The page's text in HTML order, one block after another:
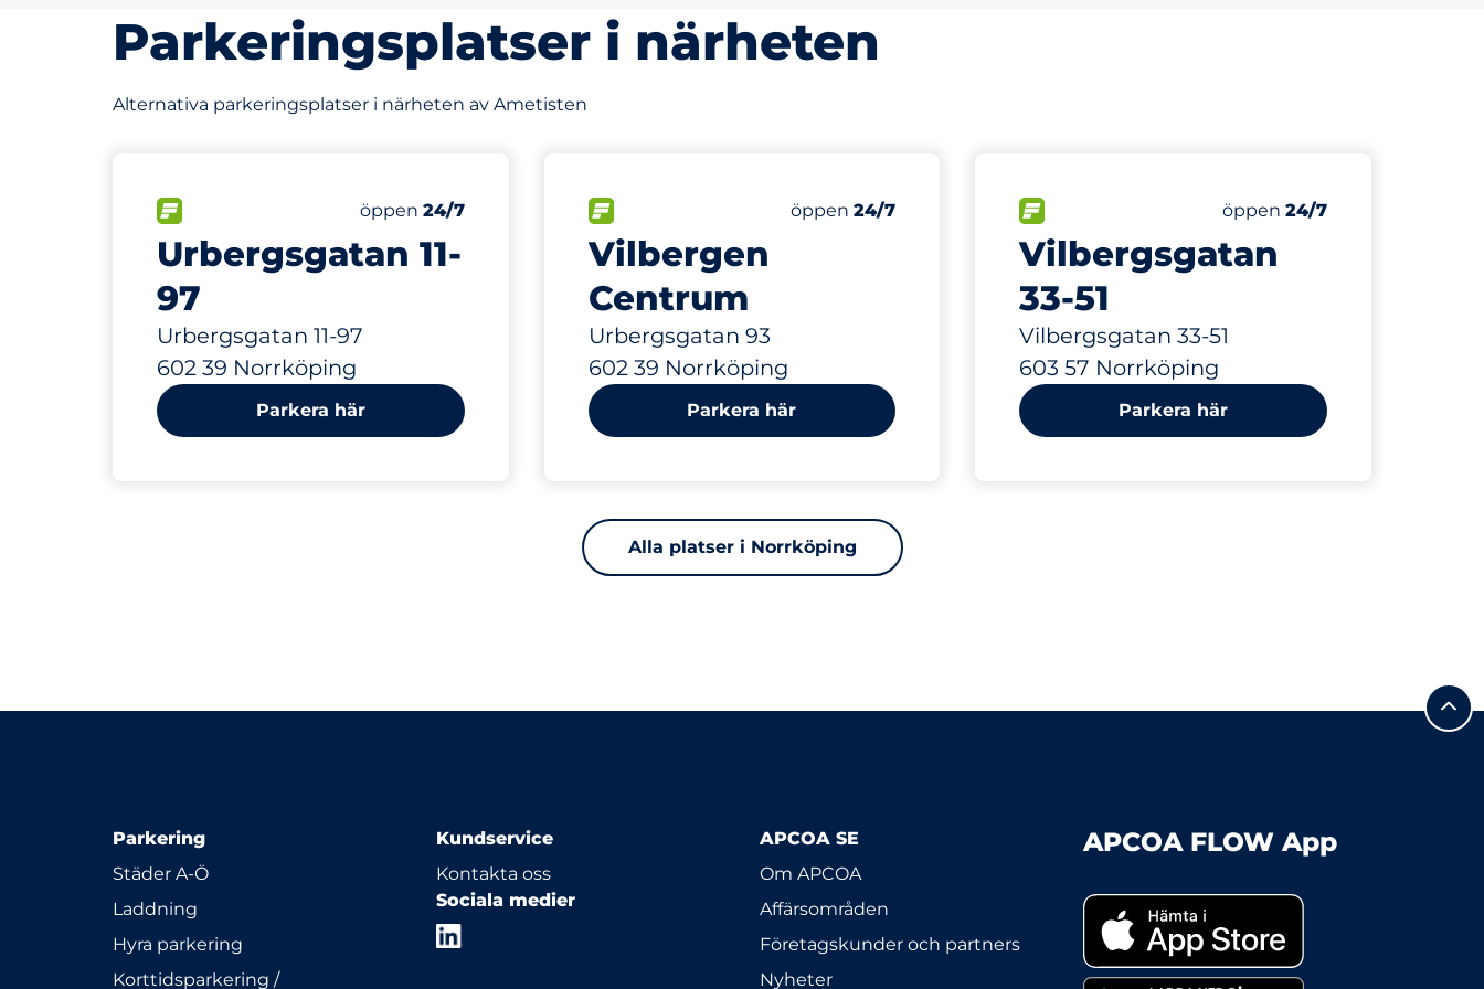
Parkeringsplatser i närheten
Alternativa parkeringsplatser i närheten av Ametisten
Urbergsgatan 11-
97
Urbergsgatan 11-97
602 39 Norrköping
Antal parkeringsplatser:
Totalt antal platser
öppen 24/7
Parkera här
Vilbergen
Centrum
Urbergsgatan 93
602 39 Norrköping
Antal parkeringsplatser:
Totalt antal platser
öppen24/7
Parkera här
Vilbergsgatan
33-51
Vilbergsgatan 33-51
603 57 Norrköping
Antal parkeringsplatser:
Totalt antal platser
öppen 24/7
Parkera här
Alla platser i Norrköping
Parkering
Städer A-Ö
Laddning
Hyra parkering
Korttidsparkering /
Kundservice
Kontakta oss
Sociala medier
APCOA SE
Om APCOA
Affärsområden
Företagskunder och partners
Nyheter
APCOA FLOW App